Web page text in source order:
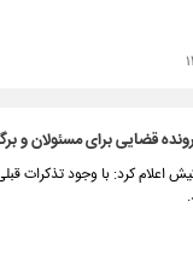
قضایی برای مسئولان و
اعلام کرد: با وجود تذکرات